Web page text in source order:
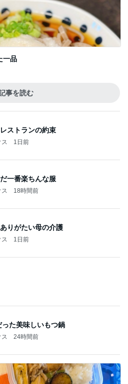
一番楽ちんな服
18時間前
ス 1日前
た美味しいもつ鍋
24時間前
弁当
記事を読む